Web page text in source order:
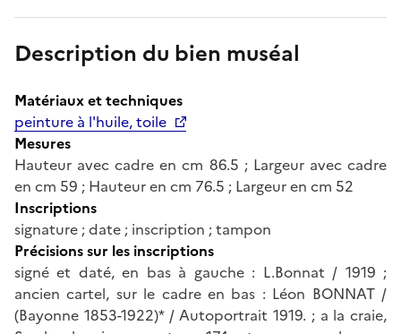
Description du bien muséal
Matériaux et techniques
peinture à l'huile, toile
Mesures
Hauteur avec cadre en cm 86.5 ; Largeur avec cadre
en cm 59 ; Hauteur en cm 76.5 ; Largeur en cm 52
Inscriptions
signature ; date ; inscription ; tampon
Précisions sur les inscriptions
signé et daté, en bas à gauche : L.Bonnat / 1919 ;
ancien cartel, sur le cadre en bas : Léon BONNAT /
(Bayonne 1853-1922)* / Autoportrait 1919. ; a la craie,